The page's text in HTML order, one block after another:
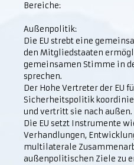
Bereiche:
Außenpolitik:
Die EU strebt eine
den Mitgliedstaaten
gemeinsamen Stimme in
sprechen.
Der Hohe Vertreter der EU
Sicherheitspolitik
und vertritt sie nach außen.
Die EU setzt Instrumente
Verhandlungen,
multilaterale
außenpolitischen Ziele zu